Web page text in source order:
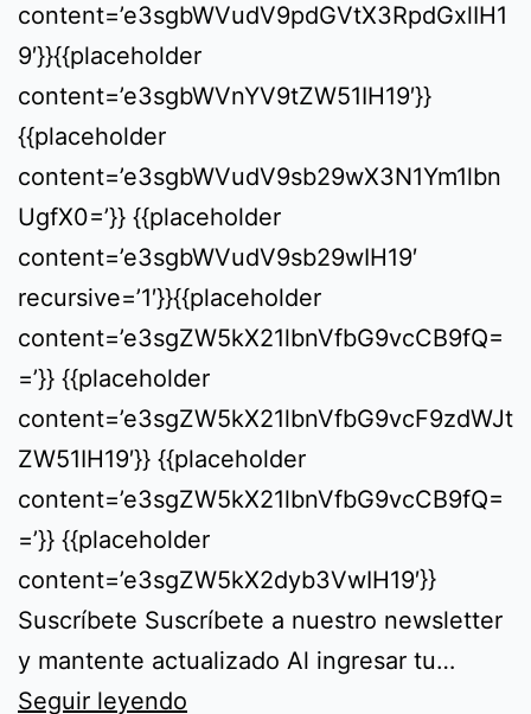
content=’e3sgbWVudV9pdGVtX3RpdGxlIH1
9′}}{{placeholder
content=’e3sgbWVnYV9tZW51IH19′}}
{{placeholder
content=’e3sgbWVudV9sb29wX3N1Ym1lbn
UgfX0=’}} {{placeholder
content=’e3sgbWVudV9sb29wIH19′
recursive=’1′}}{{placeholder
content=’e3sgZW5kX21lbnVfbG9vcCB9fQ=
=’}} {{placeholder
content=’e3sgZW5kX21lbnVfbG9vcF9zdWJt
ZW51IH19′}} {{placeholder
content=’e3sgZW5kX21lbnVfbG9vcCB9fQ=
=’}} {{placeholder
content=’e3sgZW5kX2dyb3VwIH19′}}
Suscríbete Suscríbete a nuestro newsletter
y mantente actualizado Al ingresar tu…
Seguir leyendo